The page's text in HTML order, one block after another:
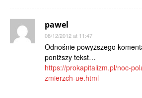
pawel
08/12/2012 at 11:47
Odnośnie powyższego
poniższy tekst…
https://prokapitalizm.pl/noc-
zmierzch-ue.html